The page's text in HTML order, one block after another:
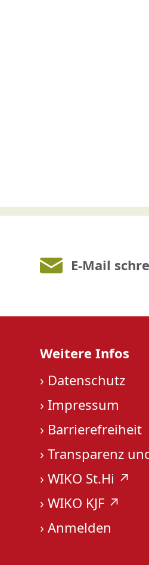
E-Mail
Weitere Infos
› Datenschutz
› Impressum
› Barrierefreiheit
› Transparenz
› WIKO St.Hi ↗︎
› WIKO KJF ↗︎
› Anmelden